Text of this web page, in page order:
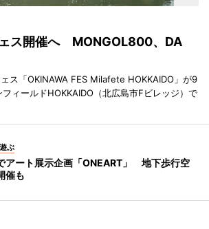
ス開催へ MONGOL800、DA
ス「OKINAWA FES Milafete HOKKAIDO」が9
ィールドHOKKAIDO（北広島市Fビレッジ）で
ぶ
アート展示企画「ONEART」 地下歩行空
催も